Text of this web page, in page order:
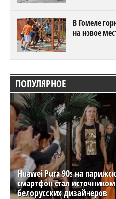
В Гомеле
на новое
ПОПУЛЯРНОЕ
Huawei Pura 90s на
смартфон стал
белорусских дизайнеров